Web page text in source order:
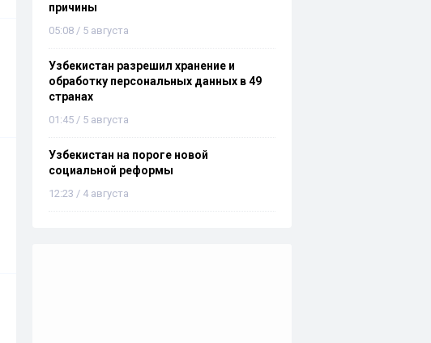
причины
05:08 / 5 августа
Узбекистан разрешил хранение и
обработку персональных данных в 49
странах
01:45 / 5 августа
Узбекистан на пороге новой
социальной реформы
12:23 / 4 августа